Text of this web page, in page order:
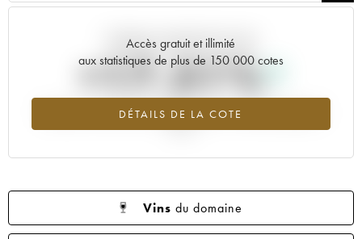
Accès gratuit et illimité
aux statistiques de plus de 150 000 cotes
DÉTAILS DE LA COTE
Tendance actuelle de la cote
+17.51%
Tendance à la hausse du millésime 2003 en 2026 par rapport à
Vins du domaine